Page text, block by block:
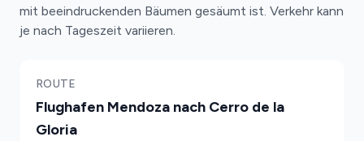
mit beeindruckenden Bäumen gesäumt ist. Verkehr kann
je nach Tageszeit variieren.
ROUTE
Flughafen Mendoza nach Cerro de la
Gloria